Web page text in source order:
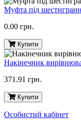
Муфта під
0.00 грн.
Купити
Накінечник
371.91 грн.
Купити
Особистий кабінет